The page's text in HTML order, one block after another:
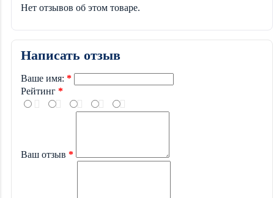
Нет отзывов об этом товаре.
Написать отзыв
Ваше имя:
Рейтинг
Ваш отзыв